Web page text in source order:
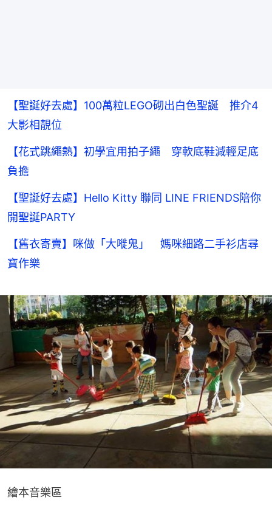
【聖誕好去處】100萬粒LEGO砌出白色聖誕 推介4
大影相靚位
【花式跳繩熱】初學宜用拍子繩 穿軟底鞋減輕足底
負擔
【聖誕好去處】Hello Kitty 聯同 LINE FRIENDS陪你
開聖誕PARTY
【舊衣寄賣】咪做「大嘥鬼」 媽咪細路二手衫店尋
寶作樂
繪本音樂區